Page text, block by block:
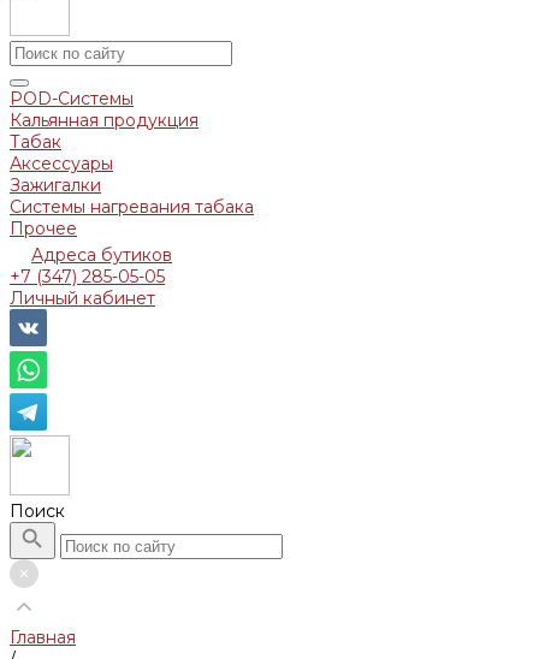
POD-Системы
Кальянная продукция
Табак
Аксессуары
Зажигалки
Системы нагревания табака
Прочее
Адреса бутиков
+7 (347) 285-05-05
Личный кабинет
Поиск
Главная